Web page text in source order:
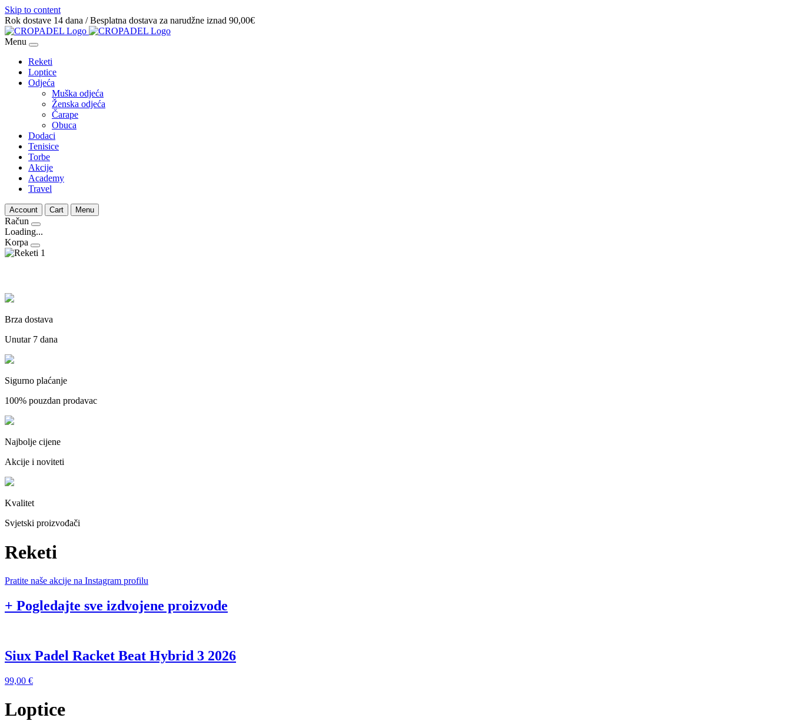
Skip to content
Rok dostave 14 dana / Besplatna dostava za narudžne iznad 90,00€
Menu
Reketi
Loptice
Odjeća
Muška odjeća
Ženska odjeća
Čarape
Obuca
Dodaci
Tenisice
Torbe
Akcije
Academy
Travel
Account Cart Menu
Račun
Loading...
Korpa
Brza dostava
Unutar 7 dana
Sigurno plaćanje
100% pouzdan prodavac
Najbolje cijene
Akcije i noviteti
Kvalitet
Svjetski proizvođači
Reketi
Pratite naše akcije na Instagram profilu
+ Pogledajte sve izdvojene proizvode
Siux Padel Racket Beat Hybrid 3 2026
99,00 €
Loptice